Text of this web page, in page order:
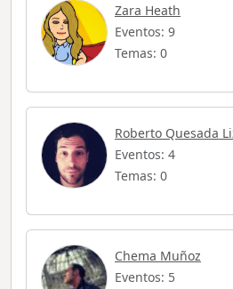
Zara Heath
Eventos: 9
Temas: 0
Roberto Quesada
Eventos: 4
Temas: 0
Chema Muñoz
Eventos: 5